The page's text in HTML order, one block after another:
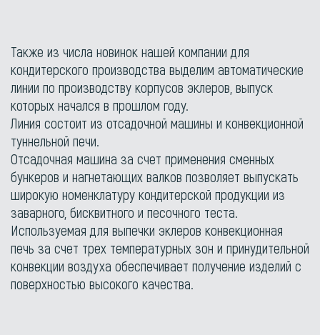
Также из числа новинок нашей компании для
кондитерского производства выделим автоматические
линии по производству корпусов эклеров, выпуск
которых начался в прошлом году.
Линия состоит из отсадочной машины и конвекционной
туннельной печи.
Отсадочная машина за счет применения сменных
бункеров и нагнетающих валков позволяет выпускать
широкую номенклатуру кондитерской продукции из
заварного, бисквитного и песочного теста.
Используемая для выпечки эклеров конвекционная
печь за счет трех температурных зон и принудительной
конвекции воздуха обеспечивает получение изделий с
поверхностью высокого качества.